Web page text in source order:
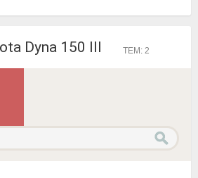
Dyna 150 III ТЕМ: 2